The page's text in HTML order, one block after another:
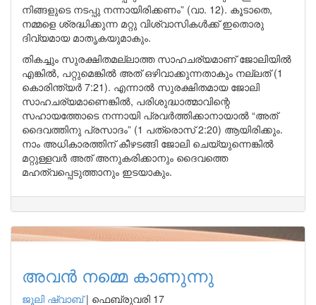
നിങ്ങളുടെ നടപ്പു നന്നായിരിക്കണം” (വാ. 12). കൂടാതെ,
നമ്മളെ ശ്രദ്ധിക്കുന്ന മറ്റു വിശ്വാസികൾക്ക് ഇതൊരു
ദിവ്യമായ മാതൃകയുമാകും.
തികച്ചും സുരക്ഷിതമല്ലാത്ത സാഹചര്യമാണ് ജോലിയിൽ
എങ്കിൽ, പറ്റുമെങ്കിൽ അത് ഒഴിവാക്കുന്നതാകും നല്ലത് (1
കൊരിന്ത്യർ 7:21). എന്നാൽ സുരക്ഷിതമായ ജോലി
സാഹചര്യമാണെങ്കിൽ, പരിശുദ്ധാത്മാവിന്റെ
സഹായത്തോടെ നന്നായി പ്രവർത്തിക്കാനായാൽ “അത്
ദൈവത്തിനു പ്രസാദം” (1 പത്രൊസ് 2:20) ആയിരിക്കും.
നാം അധികാരത്തിന് കീഴടങ്ങി ജോലി ചെയ്യുന്നെങ്കിൽ
മറ്റുള്ളവർ അത് അനുകരിക്കാനും ദൈവത്തെ
മഹത്വപ്പെടുത്താനും ഇടയാകും.
അവൻ നമ്മെ കാണുന്നു
ജൂലി ഷ്വാബ്| ഫെബ്രുവരി 17